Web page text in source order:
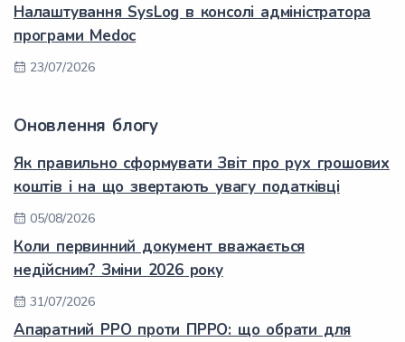
Налаштування SysLog в консолі адміністратора
програми Medoc
23/07/2026
Оновлення блогу
Як правильно сформувати Звіт про рух грошових
коштів і на що звертають увагу податківці
05/08/2026
Коли первинний документ вважається
недійсним? Зміни 2026 року
31/07/2026
Апаратний РРО проти ПРРО: що обрати для